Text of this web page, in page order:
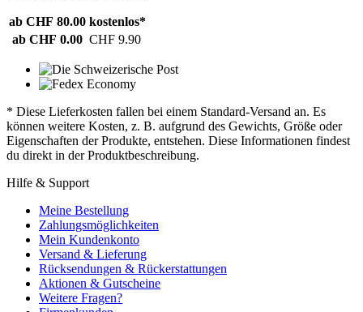
ab CHF 80.00 kostenlos*
ab CHF 0.00 CHF 9.90
* Diese Lieferkosten fallen bei einem Standard-Versand an. Es
können weitere Kosten, z. B. aufgrund des Gewichts, Größe oder
Eigenschaften der Produkte, entstehen. Diese Informationen findest
du direkt in der Produktbeschreibung.
Hilfe & Support
Meine Bestellung
Zahlungsmöglichkeiten
Mein Kundenkonto
Versand & Lieferung
Rücksendungen & Rückerstattungen
Aktionen & Gutscheine
Weitere Fragen?